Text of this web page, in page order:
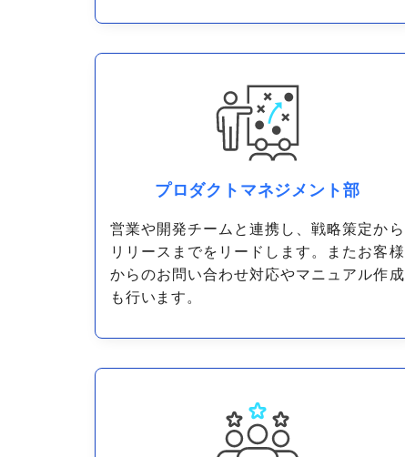
プロダクトマネジメント部
営業や開発チームと連携し、戦略策定から
リリースまでをリードします。またお客様
からのお問い合わせ対応やマニュアル作成
も行います。